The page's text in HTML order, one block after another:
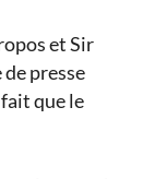
et Sir
presse
que le